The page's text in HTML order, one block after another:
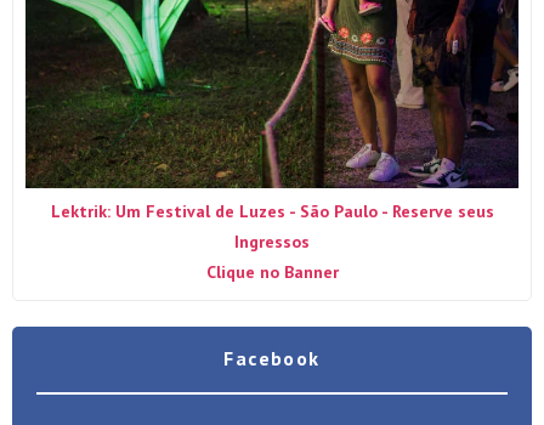
Lektrik: Um Festival de Luzes - São Paulo - Reserve seus
Ingressos
Clique no Banner
Facebook